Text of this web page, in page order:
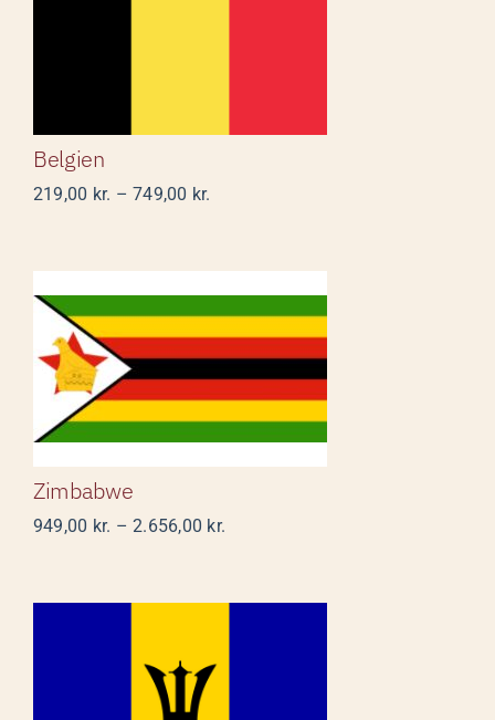
Belgien
219,00 kr. – 749,00 kr.
Zimbabwe
Zimbabwe
949,00 kr. – 2.656,00 kr.
Barbados